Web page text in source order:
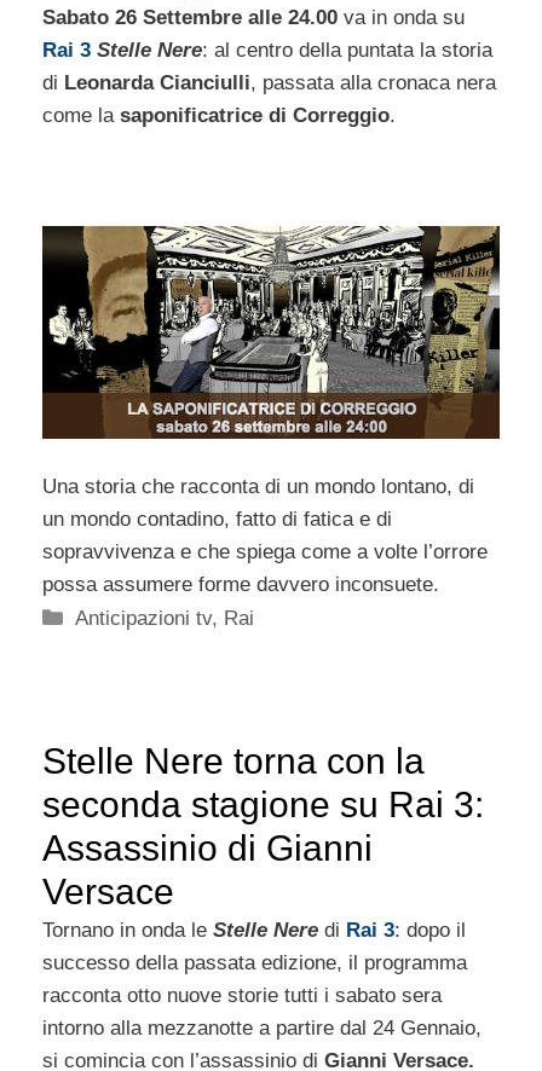
Sabato 26 Settembre alle 24.00 va in onda su
Rai 3 Stelle Nere: al centro della puntata la storia
di Leonarda Cianciulli, passata alla cronaca nera
come la saponificatrice di Correggio.
Una storia che racconta di un mondo lontano, di
un mondo contadino, fatto di fatica e di
sopravvivenza e che spiega come a volte l’orrore
possa assumere forme davvero inconsuete.
Categorie
Anticipazioni tv, Rai
Stelle Nere torna con la
seconda stagione su Rai 3:
Assassinio di Gianni
Versace
Tornano in onda le Stelle Nere di Rai 3: dopo il
successo della passata edizione, il programma
racconta otto nuove storie tutti i sabato sera
intorno alla mezzanotte a partire dal 24 Gennaio,
si comincia con l’assassinio di Gianni Versace.